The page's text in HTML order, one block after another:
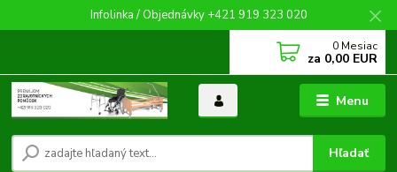
Infolinka / Objednávky +421 919 323 020
Menu
Hľadať
0 Mesiac
za 0,00 EUR